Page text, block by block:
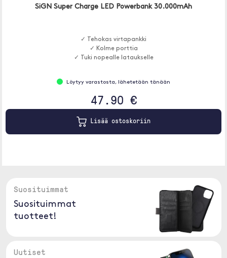
SiGN Super Charge LED Powerbank 30.000mAh
✓ Tehokas virtapankki
✓ Kolme porttia
✓ Tuki nopealle lataukselle
Löytyy varastosta, lähetetään tänään
47.90 €
Lisää ostoskoriin
Suosituimmat
Suosituimmat
tuotteet!
Uutiset